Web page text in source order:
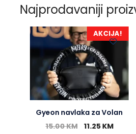
Najprodavaniji
AKCIJA!
Gyeon navlaka za Volan
15.00KM 11.25 KM